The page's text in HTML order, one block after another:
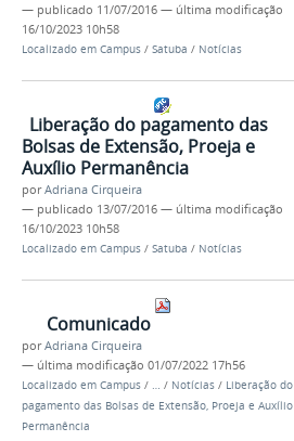
— publicado 11/07/2016 — última modificação
16/10/2023 10h58
Localizado em Campus / Satuba / Notícias
Liberação do pagamento das
Bolsas de Extensão, Proeja e
Auxílio Permanência
porAdriana Cirqueira
— publicado 13/07/2016 — última modificação
16/10/2023 10h58
Localizado em Campus / Satuba / Notícias
Comunicado
porAdriana Cirqueira
— última modificação 01/07/2022 17h56
Localizado em Campus / … / Notícias / Liberação do
pagamento das Bolsas de Extensão, Proeja e Auxílio
Permanência